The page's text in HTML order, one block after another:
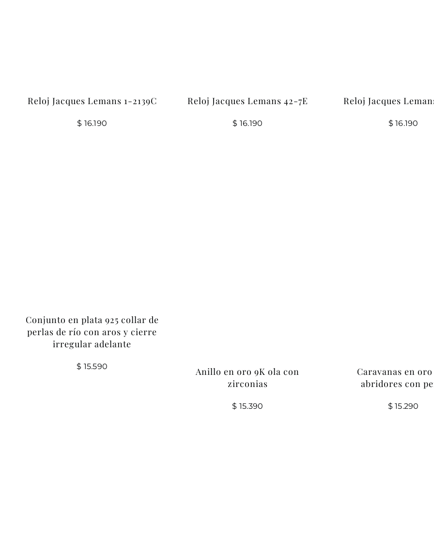
Reloj Jacques Lemans 1-2139C
$ 16.190
Reloj Jacques Lemans 42-7E
$ 16.190
Reloj Jacques
$ 16.190
Conjunto en plata 925 collar de
perlas de río con aros y cierre
irregular adelante
$ 15.590
Anillo en oro 9K ola con
zirconias
$ 15.390
Caravanas en oro
abridores con
$ 15.290